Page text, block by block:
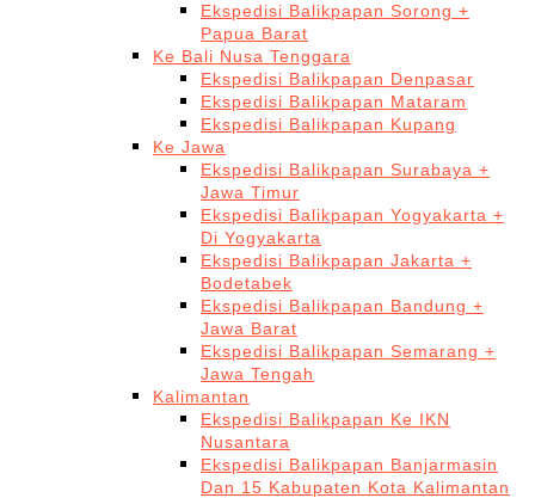
Ekspedisi Balikpapan Sorong +
Papua Barat
Ke Bali Nusa Tenggara
Ekspedisi Balikpapan Denpasar
Ekspedisi Balikpapan Mataram
Ekspedisi Balikpapan Kupang
Ke Jawa
Ekspedisi Balikpapan Surabaya +
Jawa Timur
Ekspedisi Balikpapan Yogyakarta +
Di Yogyakarta
Ekspedisi Balikpapan Jakarta +
Bodetabek
Ekspedisi Balikpapan Bandung +
Jawa Barat
Ekspedisi Balikpapan Semarang +
Jawa Tengah
Kalimantan
Ekspedisi Balikpapan Ke IKN
Nusantara
Ekspedisi Balikpapan Banjarmasin
Dan 15 Kabupaten Kota Kalimantan